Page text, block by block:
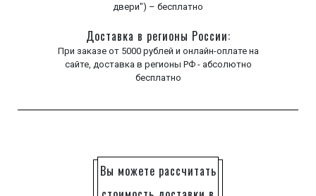
двери") – бесплатно
Доставка в регионы России:
При заказе от 5000 рублей и онлайн-оплате на
сайте, доставка в регионы РФ - абсолютно
бесплатно
Вы можете рассчитать